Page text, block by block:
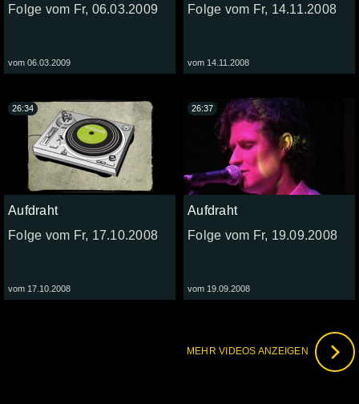
Folge vom Fr, 06.03.2009
vom 06.03.2009
Folge vom Fr, 14.11.2008
vom 14.11.2008
Aufdraht
Folge vom Fr, 17.10.2008
vom 17.10.2008
26:34
Aufdraht
Folge vom Fr, 19.09.2008
vom 19.09.2008
26:37
MEHR VIDEOS ANZEIGEN